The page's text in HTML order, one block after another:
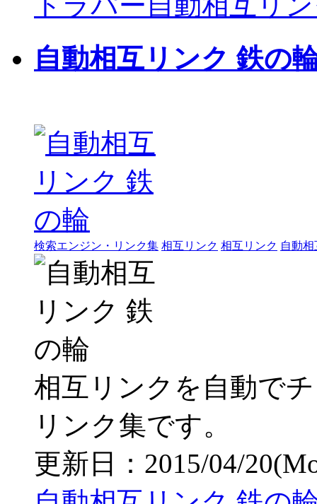
自動相互リンク 鉄の
検索エンジン・リンク集 相互リンク 相互リンク 自動
相互リンクを自動で
リンク集です。
更新日：2015/04/